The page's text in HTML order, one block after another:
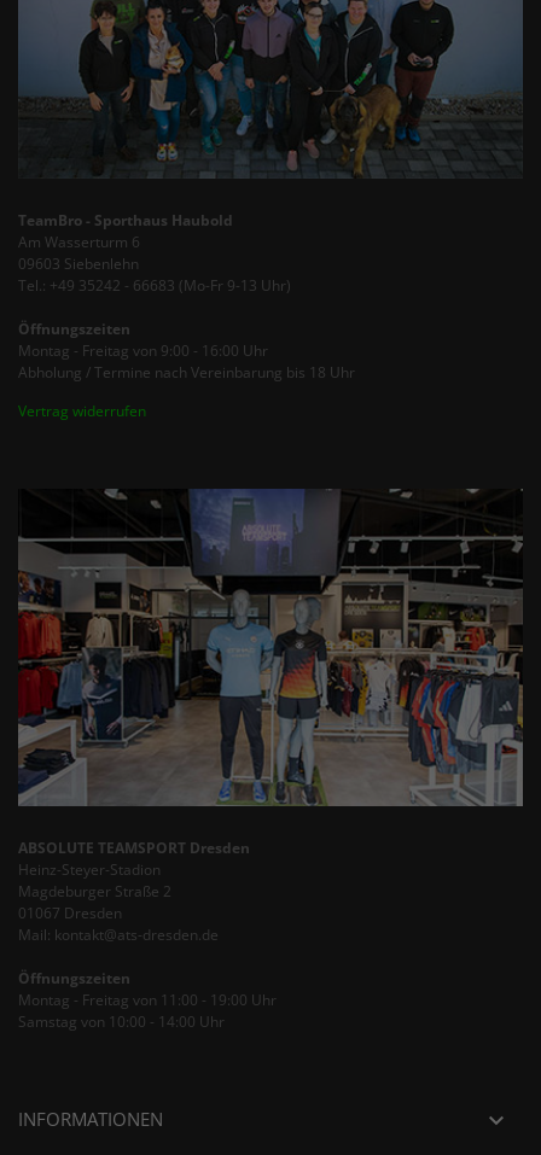
TeamBro - Sporthaus Haubold
Am Wasserturm 6
09603 Siebenlehn
Tel.: +49 35242 - 66683 (Mo-Fr 9-13 Uhr)
Öffnungszeiten
Montag - Freitag von 9:00 - 16:00 Uhr
Abholung / Termine nach Vereinbarung bis 18 Uhr
Vertrag widerrufen
ABSOLUTE TEAMSPORT Dresden
Heinz-Steyer-Stadion
Magdeburger Straße 2
01067 Dresden
Mail: kontakt@ats-dresden.de
Öffnungszeiten
Montag - Freitag von 11:00 - 19:00 Uhr
Samstag von 10:00 - 14:00 Uhr
INFORMATIONEN 